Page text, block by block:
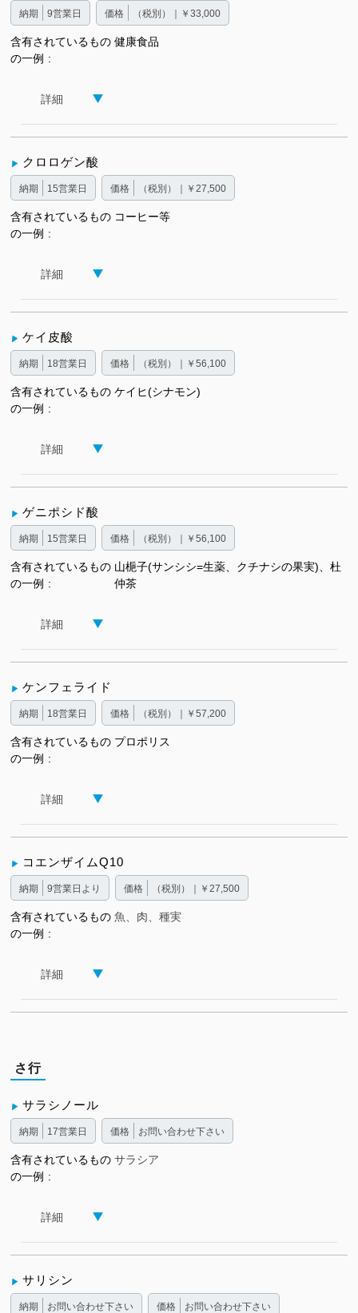
納期 9営業日 価格 （税別）｜￥33,000
含有されているもの
の一例
健康食品
詳細
クロロゲン酸
納期 15営業日 価格 （税別）｜￥27,500
含有されているもの
の一例
コーヒー等
詳細
ケイ皮酸
納期 18営業日 価格 （税別）｜￥56,100
含有されているもの
の一例
ケイヒ(シナモン)
詳細
ゲニポシド酸
納期 15営業日 価格 （税別）｜￥56,100
含有されているもの
の一例
山梔子(サンシシ=生薬、クチナシの果実)、杜
仲茶
詳細
ケンフェライド
納期 18営業日 価格 （税別）｜￥57,200
含有されているもの
の一例
プロポリス
詳細
コエンザイムQ10
納期 9営業日より 価格 （税別）｜￥27,500
含有されているもの
の一例
魚、肉、種実
詳細
さ行
サラシノール
納期 17営業日 価格 お問い合わせ下さい
含有されているもの
の一例
サラシア
詳細
サリシン
納期 お問い合わせ下さい 価格 お問い合わせ下さい